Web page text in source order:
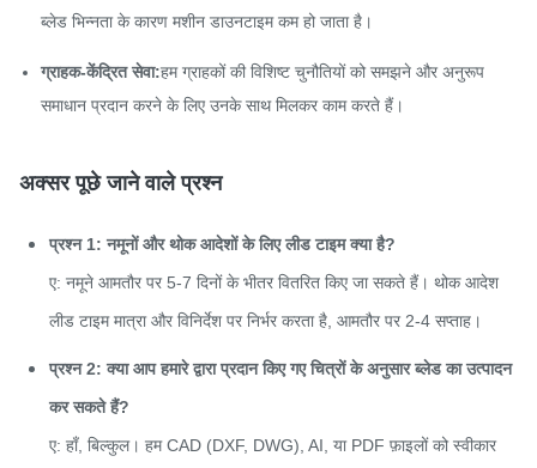
ब्लेड भिन्नता के कारण मशीन डाउनटाइम कम हो जाता है।
ग्राहक-केंद्रित सेवा:हम ग्राहकों की विशिष्ट चुनौतियों को समझने और अनुरूप
समाधान प्रदान करने के लिए उनके साथ मिलकर काम करते हैं।
अक्सर पूछे जाने वाले प्रश्न
प्रश्न 1: नमूनों और थोक आदेशों के लिए लीड टाइम क्या है?
ए: नमूने आमतौर पर 5-7 दिनों के भीतर वितरित किए जा सकते हैं। थोक आदेश
लीड टाइम मात्रा और विनिर्देश पर निर्भर करता है, आमतौर पर 2-4 सप्ताह।
प्रश्न 2: क्या आप हमारे द्वारा प्रदान किए गए चित्रों के अनुसार ब्लेड का उत्पादन
कर सकते हैं?
ए: हाँ, बिल्कुल। हम CAD (DXF, DWG), AI, या PDF फ़ाइलों को स्वीकार